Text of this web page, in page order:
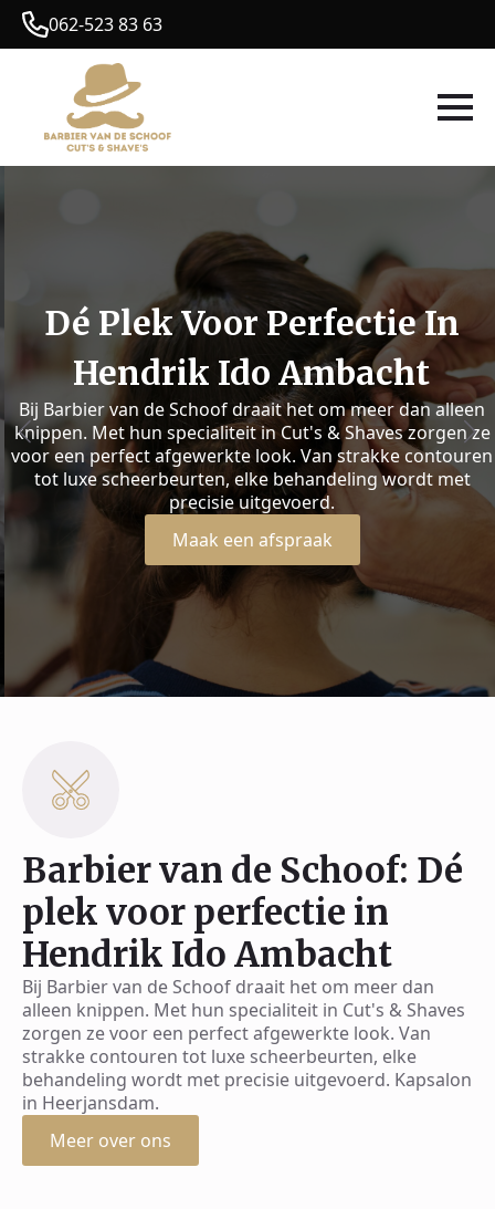
062-523 83 63
Dé Plek Voor Perfectie In
Hendrik Ido Ambacht
Bij Barbier van de Schoof draait het om meer dan alleen
knippen. Met hun specialiteit in Cut's & Shaves zorgen ze
voor een perfect afgewerkte look. Van strakke contouren
tot luxe scheerbeurten, elke behandeling wordt met
precisie uitgevoerd.
Maak een afspraak
Barbier van de Schoof: Dé
plek voor perfectie in
Hendrik Ido Ambacht
Bij Barbier van de Schoof draait het om meer dan
alleen knippen. Met hun specialiteit in Cut's & Shaves
zorgen ze voor een perfect afgewerkte look. Van
strakke contouren tot luxe scheerbeurten, elke
behandeling wordt met precisie uitgevoerd. Kapsalon
in Heerjansdam.
Meer over ons